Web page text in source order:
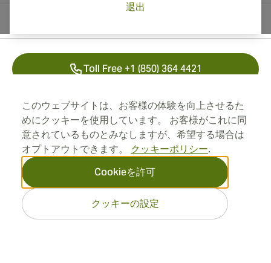
このウェブサイトは、お客様の体験を向上させるた
めにクッキーを使用しています。 お客様がこれに同
意されているものとみなしますが、希望する場合は
オプトアウトできます。 クッキーポリシー.
Cookieを許可
クッキーの設定
退出
住所
インフォメーション
Toll Free +1 (850) 364 4421
+41 22 518 44 43
info@swisscubancigars.com